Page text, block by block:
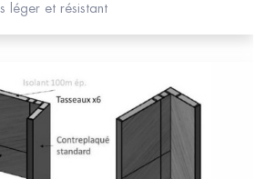
léger et résistant